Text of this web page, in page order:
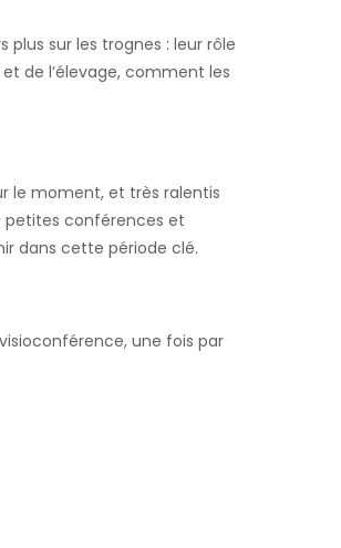
sur les trognes : leur rôle
de l’élevage, comment les
le moment, et très ralentis
petites conférences et
dans cette période clé.
une fois par